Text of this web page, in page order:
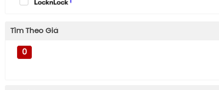
Tìm Theo Giá
0